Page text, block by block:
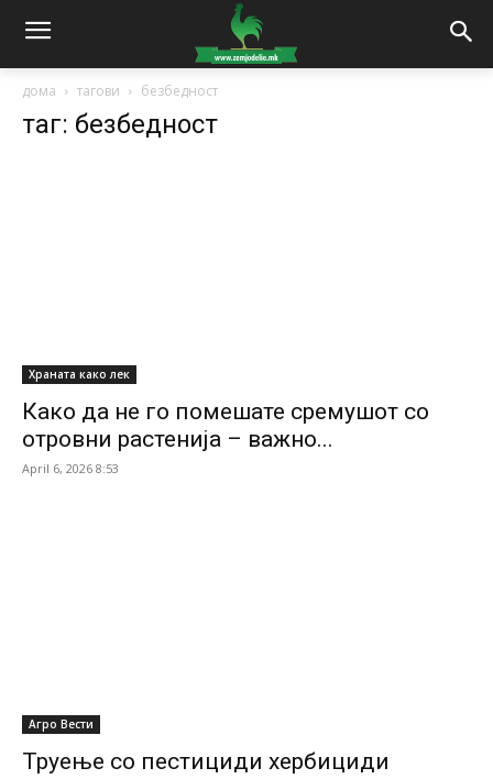
дома тагови безбедност
таг: безбедност
Храната како лек
Како да не го помешате сремушот со
отровни растенија – важно...
April 6, 2026 8:53
Агро Вести
Труење со пестициди хербициди